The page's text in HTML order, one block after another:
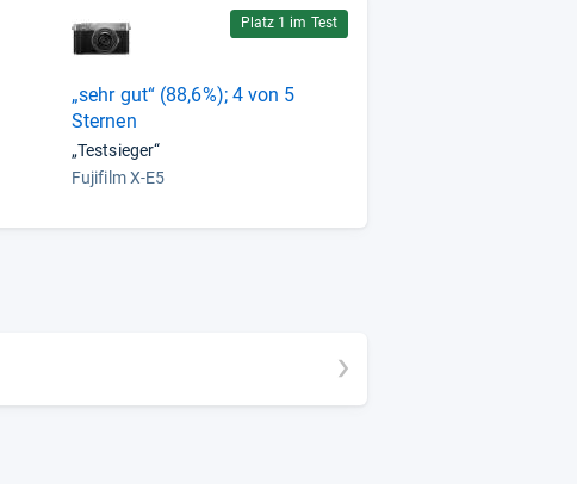
Platz 1 im Test
„sehr gut“ (88,6%); 4 von 5
Sternen
„Testsieger“
Fujifilm X-E5